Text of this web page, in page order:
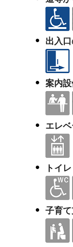
出入
案内
エレ
トイレ
子育